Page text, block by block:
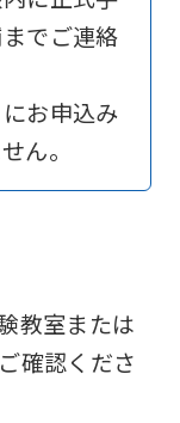
でご連絡
お申込み
ん。
教室または
確認くださ